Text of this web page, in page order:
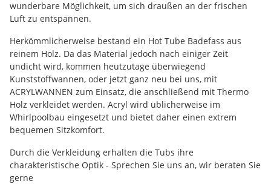
wunderbare Möglichkeit, um sich draußen an der frischen
Luft zu entspannen.
Herkömmlicherweise bestand ein Hot Tube Badefass aus
reinem Holz. Da das Material jedoch nach einiger Zeit
undicht wird, kommen heutzutage überwiegend
Kunststoffwannen, oder jetzt ganz neu bei uns, mit
ACRYLWANNEN zum Einsatz, die anschließend mit Thermo
Holz verkleidet werden. Acryl wird üblicherweise im
Whirlpoolbau eingesetzt und bietet daher einen extrem
bequemen Sitzkomfort.
Durch die Verkleidung erhalten die Tubs ihre
charakteristische Optik - Sprechen Sie uns an, wir beraten Sie
gerne